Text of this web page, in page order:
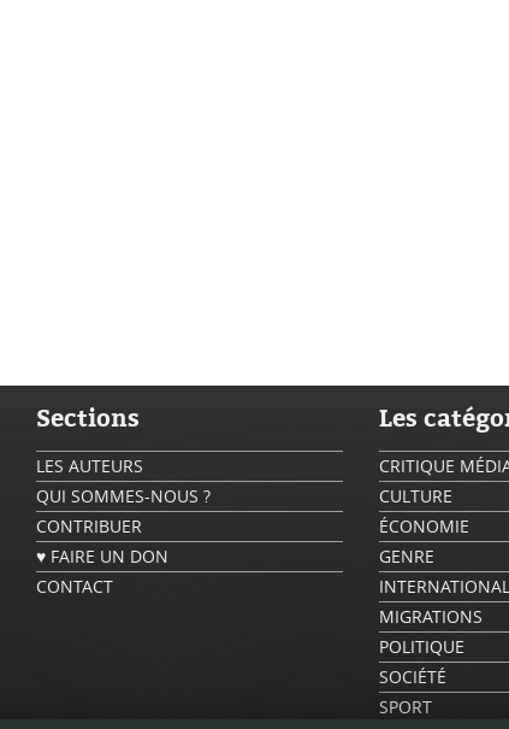
Sections
LES AUTEURS
QUI SOMMES-NOUS ?
CONTRIBUER
♥ FAIRE UN DON
CONTACT
Les
CRITIQUE
CULTURE
ÉCONOMIE
GENRE
INTERNATIONAL
MIGRATIONS
POLITIQUE
SOCIÉTÉ
SPORT